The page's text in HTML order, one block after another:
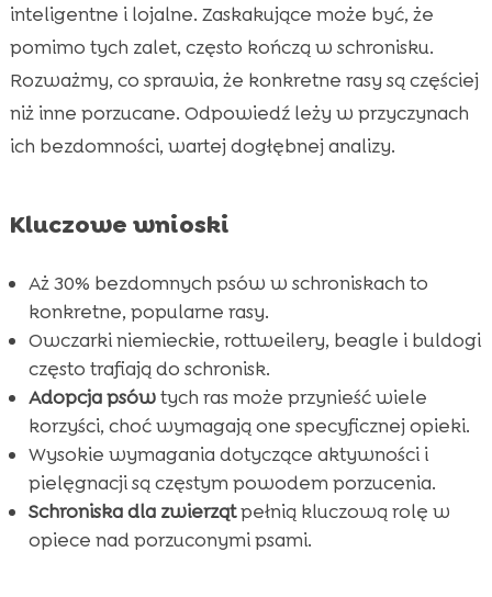
 Owczarek niemiecki: inteligencja i potrzeba
aktywności
 Bulldog: wady zdrowotne i opieka
 Beagle: energia i potrzeba ruchu
 Cocker Spaniel: piękno i trudności w
Chihuahua: mały pies z wielkim charakterem
adopcji
 Powody popularności niektórych ras w
schroniskach
 Jak przygotować się na adopcję psa?
 Zalety adopcji psa ze schroniska
Jak wspierać schroniska w Polsce?
Prawdziwe historie adopcji psów
 Wniosek
 FAQ
inteligentne i lojalne. Zaskakujące może być, że
pomimo tych zalet, często kończą w schronisku.
Rozważmy, co sprawia, że konkretne rasy są częściej
niż inne porzucane. Odpowiedź leży w przyczynach
ich bezdomności, wartej dogłębnej analizy.
Kluczowe wnioski
Aż 30% bezdomnych psów w schroniskach to
konkretne, popularne rasy.
Owczarki niemieckie, rottweilery, beagle i buldogi
często trafiają do schronisk.
Adopcja psówtych ras może przynieść wiele
korzyści, choć wymagają one specyficznej opieki.
Wysokie wymagania dotyczące aktywności i
pielęgnacji są częstym powodem porzucenia.
Schroniska dla zwierzątpełnią kluczową rolę w
opiece nad porzuconymi psami.